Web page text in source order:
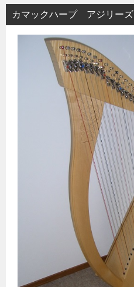
カマックハープ アジリーズ